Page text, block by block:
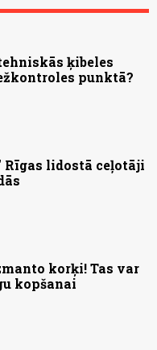
ķibeles
punktā?
Rīgas lidostā ceļotāji
korķi! Tas var
kopšanai